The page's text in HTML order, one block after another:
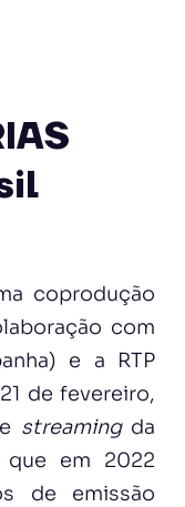
coprodução
com
e a RTP
de fevereiro,
streamingda
que em 2022
de emissão